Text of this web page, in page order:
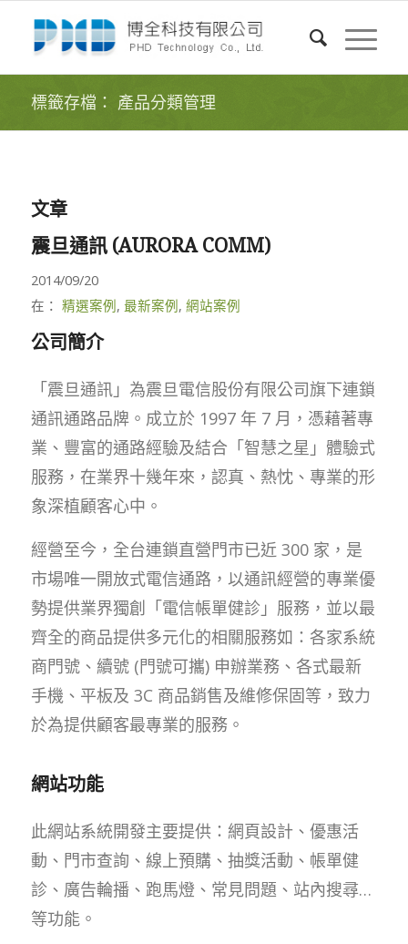
標籤存檔： 產品分類管理
文章
震旦通訊 (AURORA COMM)
2014/09/20
在： 精選案例, 最新案例, 網站案例
公司簡介
「震旦通訊」為震旦電信股份有限公司旗下連鎖
通訊通路品牌。成立於 1997 年 7 月，憑藉著專
業、豐富的通路經驗及結合「智慧之星」體驗式
服務，在業界十幾年來，認真、熱忱、專業的形
象深植顧客心中。
經營至今，全台連鎖直營門市已近 300 家，是
市場唯一開放式電信通路，以通訊經營的專業優
勢提供業界獨創「電信帳單健診」服務，並以最
齊全的商品提供多元化的相關服務如：各家系統
商門號、續號 (門號可攜) 申辦業務、各式最新
手機、平板及 3C 商品銷售及維修保固等，致力
於為提供顧客最專業的服務。
網站功能
此網站系統開發主要提供：網頁設計、優惠活
動、門市查詢、線上預購、抽獎活動、帳單健
診、廣告輪播、跑馬燈、常見問題、站內搜尋…
等功能。